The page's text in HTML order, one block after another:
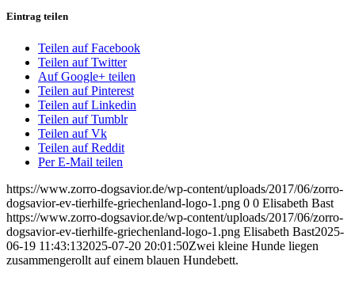
Eintrag teilen
Teilen auf Facebook
Teilen auf Twitter
Auf Google+ teilen
Teilen auf Pinterest
Teilen auf Linkedin
Teilen auf Tumblr
Teilen auf Vk
Teilen auf Reddit
Per E-Mail teilen
https://www.zorro-dogsavior.de/wp-content/uploads/2017/06/zorro-
dogsavior-ev-tierhilfe-griechenland-logo-1.png 0 0 Elisabeth Bast
https://www.zorro-dogsavior.de/wp-content/uploads/2017/06/zorro-
dogsavior-ev-tierhilfe-griechenland-logo-1.png Elisabeth Bast2025-
06-19 11:43:132025-07-20 20:01:50Zwei kleine Hunde liegen
zusammengerollt auf einem blauen Hundebett.